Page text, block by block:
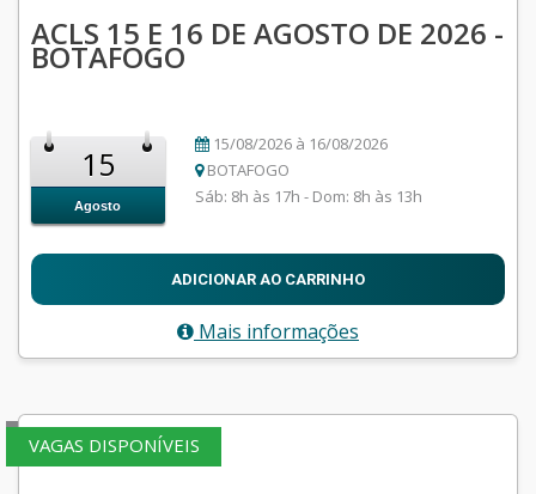
ACLS 15 E 16 DE AGOSTO DE 2026 -
BOTAFOGO
15
Agosto
15/08/2026 à 16/08/2026
BOTAFOGO
Sáb: 8h às 17h - Dom: 8h às 13h
ADICIONAR AO CARRINHO
Mais informações
VAGAS DISPONÍVEIS